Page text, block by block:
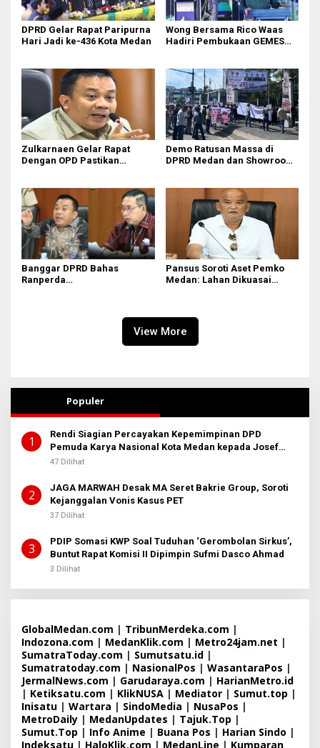
DPRD Gelar Rapat Paripurna
Hari Jadi ke-436 Kota Medan
Wong Bersama Rico Waas
Hadiri Pembukaan GEMES
Zulkarnaen Gelar Rapat
Dengan OPD Pastikan
Demo Ratusan Massa di
DPRD Medan dan Showroom
Banggar DPRD Bahas
Ranperda
Pansus Soroti Aset Pemko
Medan: Lahan Dikuasai
View More
Populer
1
Rendi Siagian Percayakan Kepemimpinan DPD
Pemuda Karya Nasional Kota Medan kepada Josef
Sembiring
47 Dilihat
2
JAGA MARWAH Desak MA Seret Bakrie Group, Soroti
Kejanggalan Vonis Kasus PET
37 Dilihat
3
PDIP Somasi KWP Soal Tuduhan ‘Gerombolan Sirkus’,
Buntut Rapat Komisi II Dipimpin Sufmi Dasco Ahmad
3 Dilihat
GlobalMedan.com | TribunMerdeka.com |
Indozona.com | MedanKlik.com | Metro24jam.net |
SumatraToday.com | Sumutsatu.id |
Sumatratoday.com | NasionalPos | WasantaraPos |
JermalNews.com | Garudaraya.com | HarianMetro.id
| Ketiksatu.com | KlikNUSA | Mediator | Sumut.top |
Inisatu | Wartara | SindoMedia | NusaPos |
MetroDaily | MedanUpdates | Tajuk.Top |
Sumut.Top | Info Anime | Buana Pos | Harian Sindo |
Indeksatu | HaloKlik.com | MedanLine | Kumparan